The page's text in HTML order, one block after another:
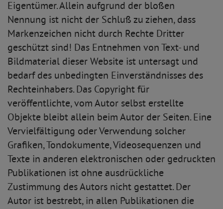
Eigentümer. Allein aufgrund der bloßen
Nennung ist nicht der Schluß zu ziehen, dass
Markenzeichen nicht durch Rechte Dritter
geschützt sind! Das Entnehmen von Text- und
Bildmaterial dieser Website ist untersagt und
bedarf des unbedingten Einverständnisses des
Rechteinhabers. Das Copyright für
veröffentlichte, vom Autor selbst erstellte
Objekte bleibt allein beim Autor der Seiten. Eine
Vervielfältigung oder Verwendung solcher
Grafiken, Tondokumente, Videosequenzen und
Texte in anderen elektronischen oder gedruckten
Publikationen ist ohne ausdrückliche
Zustimmung des Autors nicht gestattet. Der
Autor ist bestrebt, in allen Publikationen die